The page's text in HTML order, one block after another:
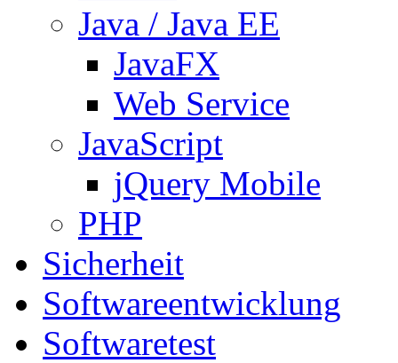
Java / Java EE
JavaFX
Web Service
JavaScript
jQuery Mobile
PHP
Sicherheit
Softwareentwicklung
Softwaretest